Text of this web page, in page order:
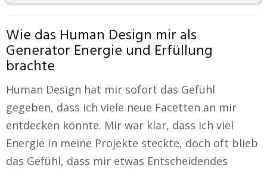
Wie das Human Design mir als
Generator Energie und Erfüllung
brachte
Human Design hat mir sofort das Gefühl
gegeben, dass ich viele neue Facetten an mir
entdecken könnte. Mir war klar, dass ich viel
Energie in meine Projekte steckte, doch oft blieb
das Gefühl, dass mir etwas Entscheidendes